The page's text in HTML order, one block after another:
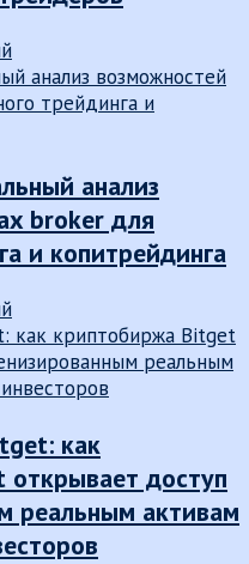
анализ
broker для
и копитрейдинга
как
доступ
реальным активам